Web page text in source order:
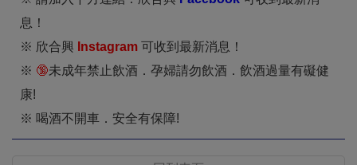
息！
※ 欣合興 nstagram 可收到最新消息！
※ 🔞未成年禁止飲酒．孕婦請勿飲酒．飲酒過量有礙健
康!
※ 喝酒不開車．安全有保障!